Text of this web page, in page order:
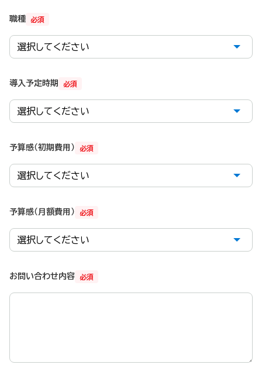
必須
職種
必須
導入予定時期
必須
予算感（初期費用）
必須
予算感（月額費用）
必須
お問い合わせ内容